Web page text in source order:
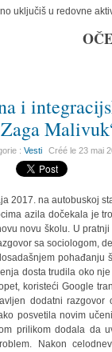
uključiš u redovne
i
:Vesti Créé le23 mai
2017. na autobuskoj
azila dočekala je
novu školu. U
sa sociologom,
pohađanju
dosta trudila oko
koristeći Google
dodatni razgovor
posvetila novim
prilikom dodala da
Nakon